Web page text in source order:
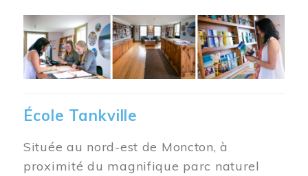
Image
École Tankville
Située au nord-est de Moncton, à
proximité du magnifique parc naturel